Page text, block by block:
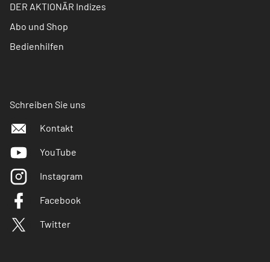
DER AKTIONÄR Indizes
Abo und Shop
Bedienhilfen
Schreiben Sie uns
Kontakt
YouTube
Instagram
Facebook
Twitter